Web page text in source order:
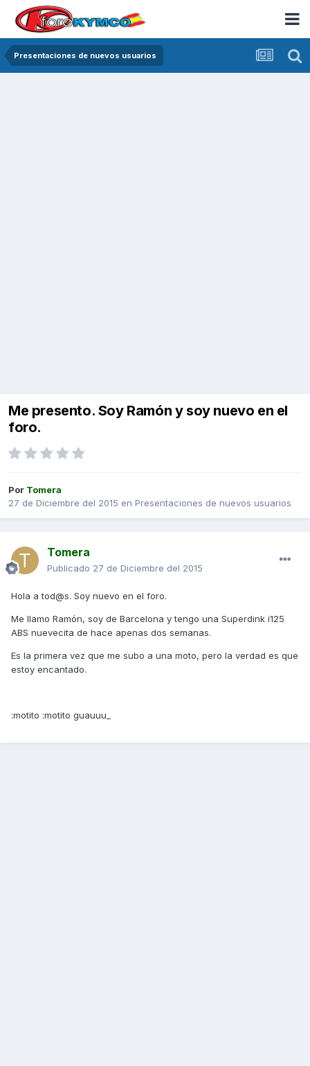
Presentaciones de nuevos usuarios
Me presento. Soy Ramón y soy nuevo en el
foro.
Por Tomera
27 de Diciembre del 2015 en Presentaciones de nuevos usuarios
Tomera
Publicado 27 de Diciembre del 2015
Hola a tod@s. Soy nuevo en el foro.
Me llamo Ramón, soy de Barcelona y tengo una Superdink i125
ABS nuevecita de hace apenas dos semanas.
Es la primera vez que me subo a una moto, pero la verdad es que
estoy encantado.
:motito :motito guauuu_